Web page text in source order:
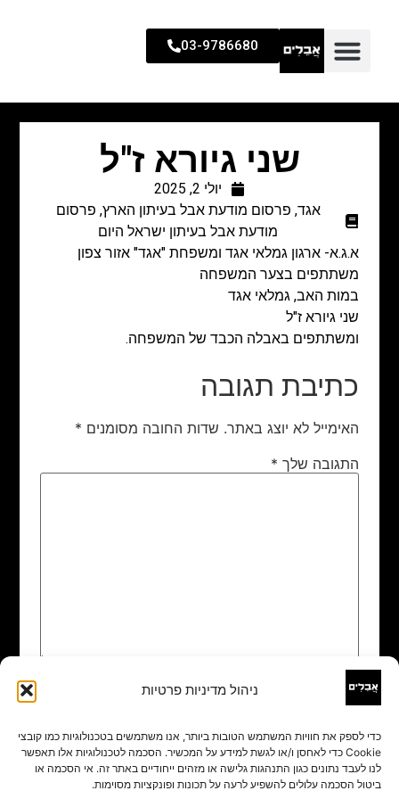
ניהול מדיניות פרטיות
כדי לספק את חוויות המשתמש הטובות ביותר, אנו משתמשים בטכנולוגיות כמו קובצי
Cookie כדי לאחסן ו/או לגשת למידע על המכשיר. הסכמה לטכנולוגיות אלו תאפשר
לנו לעבד נתונים כגון התנהגות גלישה או מזהים ייחודיים באתר זה. אי הסכמה או
ביטול הסכמה עלולים להשפיע לרעה על תכונות ופונקציות מסוימות.
03-9786680
שני גיורא ז"ל
יולי 2, 2025
אגד, פרסום מודעת אבל בעיתון הארץ, פרסום
מודעת אבל בעיתון ישראל היום
א.ג.א- ארגון גמלאי אגד ומשפחת "אגד" אזור צפון
משתתפים בצער המשפחה
במות האב, גמלאי אגד
שני גיורא ז"ל
ומשתתפים באבלה הכבד של המשפחה.
כתיבת תגובה
האימייל לא יוצג באתר. שדות החובה מסומנים *
התגובה שלך *
שם
אימייל*